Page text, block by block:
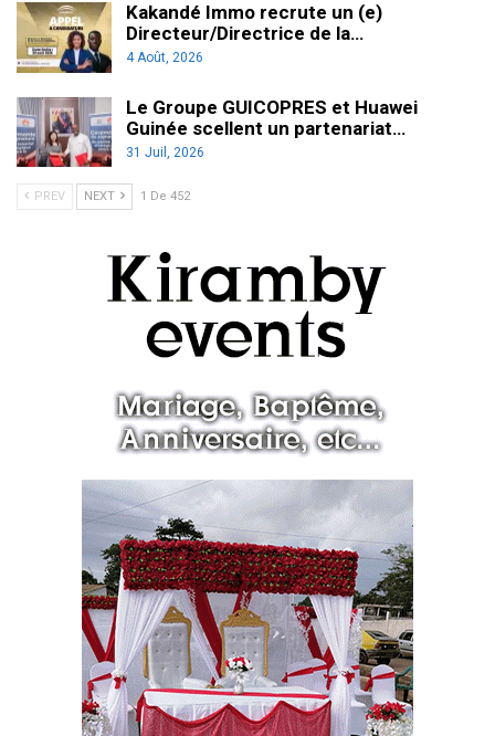
Kakandé Immo recrute un (e)
Directeur/Directrice de la…
4 Août, 2026
Le Groupe GUICOPRES et Huawei
Guinée scellent un partenariat…
31 Juil, 2026
PREV NEXT 1 De 452